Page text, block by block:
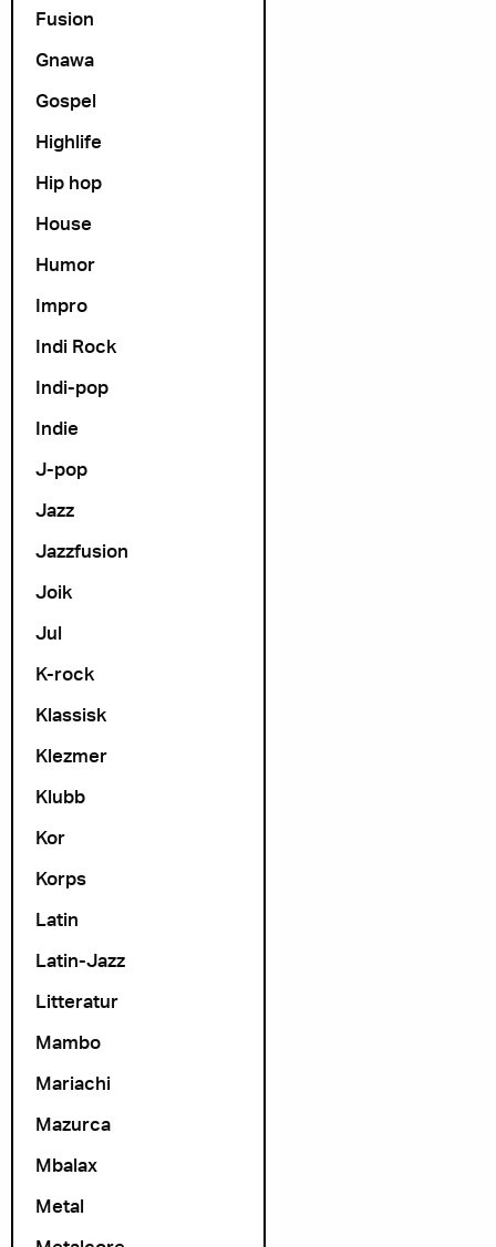
Fusion
Gnawa
Gospel
Highlife
Hip hop
House
Humor
Impro
Indi Rock
Indi-pop
Indie
J-pop
Jazz
Jazzfusion
Joik
Jul
K-rock
Klassisk
Klezmer
Klubb
Kor
Korps
Latin
Latin-Jazz
Litteratur
Mambo
Mariachi
Mazurca
Mbalax
Metal